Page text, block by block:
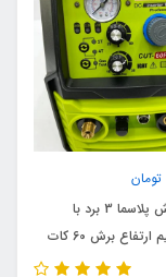
تومان
دستگاه جوش پلاسما 3 برد با
قابلیت تنظیم ارتفاع برش 60 کات
ایکسکورت مدل 3B_60KUT اصلی،